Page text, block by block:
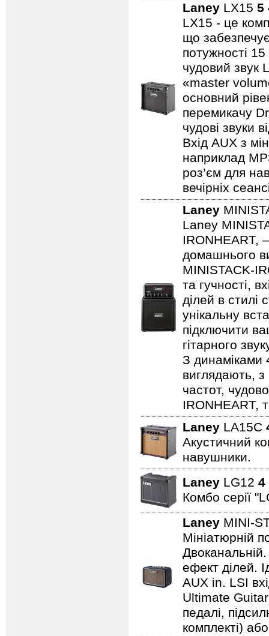
Laney LX15 5
LX15 - це
що
потужності
чудовий звук
«master
основний
перемикачу
чудові звуки
Вхід AUX з
наприклад
роз’єм для
вечірніх
Laney
Laney
IRONHEART,
домашнього
MINISTACK-
та гучності,
ділей в стилі
унікальну
підключити
гітарного
З динаміками
виглядають, з
частот,
IRONHEART,
Laney LA15C
Акустичний
навушники.
Laney LG12 4
Комбо серії
Laney MINI-
Мініатюрній
ефект ділей.
AUX in. LSI
Ultimate Guitar
педалі,
комплекті)